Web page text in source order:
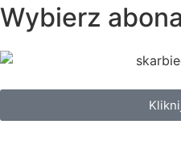
Wybierz